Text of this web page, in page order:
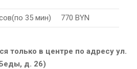
35 мин) 770 BYN
только в центре по адресу ул.
д. 26)